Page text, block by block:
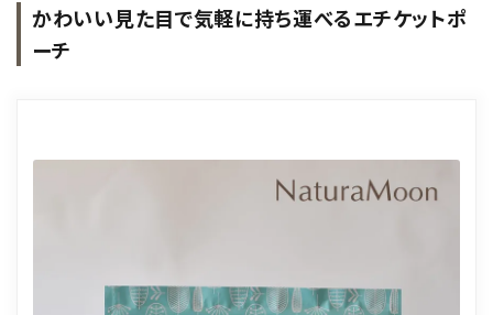
かわいい見た目で気軽に持ち運べるエチケットポ
ーチ